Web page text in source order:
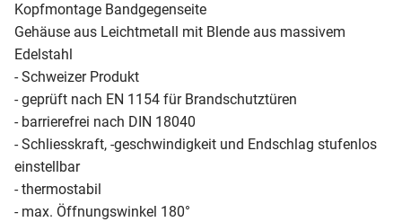
Kopfmontage Bandgegenseite
Gehäuse aus Leichtmetall mit Blende aus massivem
Edelstahl
- Schweizer Produkt
- geprüft nach EN 1154 für Brandschutztüren
- barrierefrei nach DIN 18040
- Schliesskraft, -geschwindigkeit und Endschlag stufenlos
einstellbar
- thermostabil
- max. Öffnungswinkel 180°